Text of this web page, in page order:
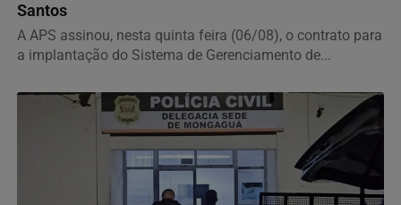
Santos
A APS assinou, nesta quinta feira (06/08), o contrato para
a implantação do Sistema de Gerenciamento de...